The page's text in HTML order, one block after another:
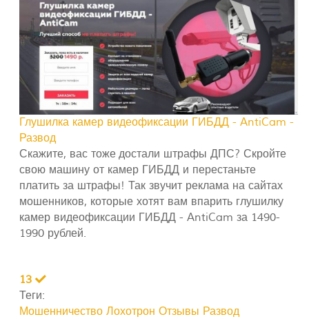
Глушилка камер видеофиксации ГИБДД - AntiCam -
Развод
Скажите, вас тоже достали штрафы ДПС? Скройте
свою машину от камер ГИБДД и перестаньте
платить за штрафы! Так звучит реклама на сайтах
мошенников, которые хотят вам впарить глушилку
камер видеофиксации ГИБДД - AntiCam за 1490-
1990 рублей.
13
Теги:
Мошенничество Лохотрон Отзывы Развод